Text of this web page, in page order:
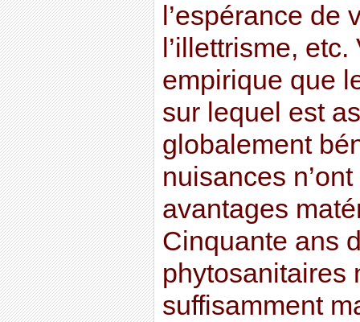
l’espérance de
l’illettrisme,
empirique que
sur lequel est
globalement
nuisances
avantages
Cinquante ans
phytosanitaires
suffisamment